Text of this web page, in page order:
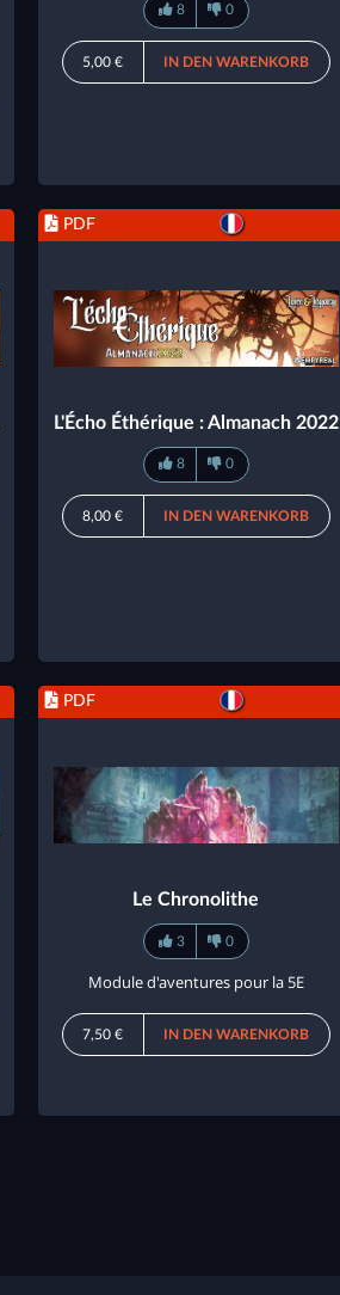
8 0
5,00 € IN DEN WARENKORB
PDF
L'Écho Éthérique : Almanach 2022
8 0
8,00 € IN DEN WARENKORB
PDF
Le Chronolithe
3 0
Module d'aventures pour la 5E
7,50 € IN DEN WARENKORB